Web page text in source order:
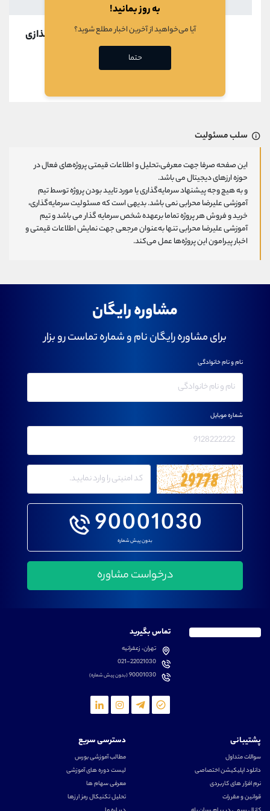
در حال بارگذازی
سلب مسئولیت
این صفحه صرفا جهت معرفی،تحلیل و اطلاعات قیمتی پروژه‌های فعال در
حوزه ارزهای دیجیتال می باشد.
و به هیچ وجه پیشنهاد سرمایه‌گذاری یا مورد تایید بودن پروژه توسط تیم
آموزشی علیرضا محرابی نمی باشد. بدیهی است که مسئولیت سرمایه‌گذاری،
خرید و فروش هر پروژه تماما برعهده شخص سرمایه گذار می باشد و تیم
آموزشی علیرضا محرابی تنها به‌عنوان مرجعی جهت نمایش اطلاعات قیمتی و
اخبار پیرامون این پروژه‌‌ها عمل می‌کند.
مشاوره رایگان
برای مشاوره رایگان نام و شماره تماست رو بزار
90001030
بدون پیش شماره
نام و نام خانوادگی
شماره موبایل
تماس بگیرید
تهران، زعفرانیه
021-22021030
90001030(بدون پیش شماره)
پشتیبانی
سوالات متداول
دانلود اپلیکیشن اختصاصی
نرم افزار های کاربردی
قوانین و مقررات
دسترسی سریع
مطالب آموزشی بورس
لیست دوره های آموزشی
معرفی سهام ها
تحلیل تکنیکال رمز ارزها
به روز بمانید!
آیا می‌خواهید از آخرین اخبار مطلع شوید؟
حتما